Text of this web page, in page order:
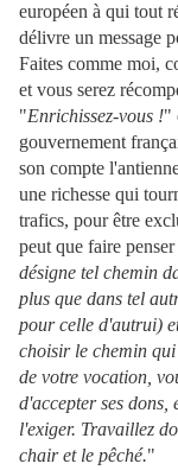
européen à qui tout
délivre un message
Faites comme moi,
et vous serez
"Enrichissez-vous !"
gouvernement
son compte
une richesse qui
trafics, pour être
peut que faire
désigne tel chemin
plus que dans tel
pour celle d'autrui)
choisir le chemin
de votre vocation,
d'accepter ses dons,
l'exiger. Travaillez
chair et le pêché."